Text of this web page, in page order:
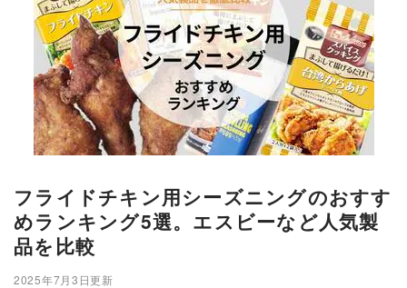
フライドチキン用シーズニングのおすす
めランキング5選。エスビーなど人気製
品を比較
2025年7月3日更新